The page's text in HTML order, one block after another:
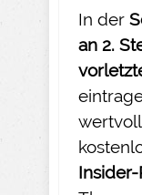
In der
an 2.
Insider-